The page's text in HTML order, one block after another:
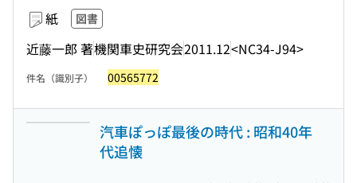
紙 図書
近藤一郎 著機関車史研究会2011.12<NC34-J94>
件名（識別子） 00565772
汽車ぽっぽ最後の時代 : 昭和40年
代追懐